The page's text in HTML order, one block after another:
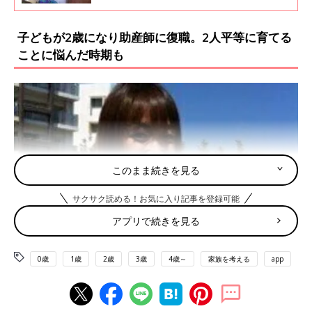
で、一卵性の双子の母でもあります。子どもた
原さんに妊娠がわかったときのことや双子の子
育てについて聞きました。2回インタビューの
前編です。
子どもが2歳になり助産師に復職。2人平等に育てる
ことに悩んだ時期も
このまま続きを見る
サクサク読める！お気に入り記事を登録可能
アプリで続きを見る
0歳 1歳 2歳 3歳 4歳～ 家族を考える app